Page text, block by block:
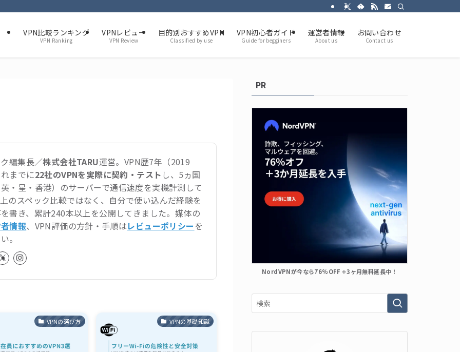
VPN比較ランキング
VPN Ranking
VPNレビュー
VPN Review
目的別おすすめVPN
Classified by use
VPN初心者ガイド
Guide for begginers
運営者情報
About us
お問い合わせ
Contact us
編集長／株式会社TARU運営。VPN歴7年（2019
までに22社のVPNを実際に契約・テスト し、5ヵ国
・星・香港）のサーバーで通信速度を実機計測して
のスペック比較ではなく、自分で使い込んだ経験を
書き、累計240本以上を公開してきました。媒体の
情報、VPN評価の方針・手順はレビューポリシー を
。
VPNの選び方 VPNの基礎知識
PR
NordVPNが今なら76%OFF＋3ヶ月無料延長中！